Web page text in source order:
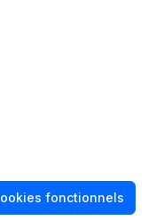
plus
crédit requise.
fonctionnels